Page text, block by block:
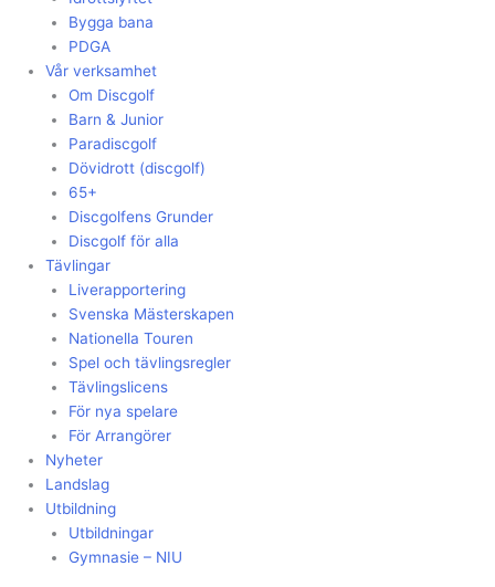
Bygga bana
PDGA
Vår verksamhet
Om Discgolf
Barn & Junior
Paradiscgolf
Dövidrott (discgolf)
65+
Discgolfens Grunder
Discgolf för alla
Tävlingar
Liverapportering
Svenska Mästerskapen
Nationella Touren
Spel och tävlingsregler
Tävlingslicens
För nya spelare
För Arrangörer
Nyheter
Landslag
Utbildning
Utbildningar
Gymnasie – NIU